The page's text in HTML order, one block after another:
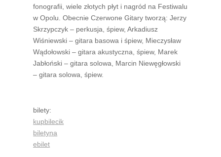
fonografii, wiele złotych płyt i nagród na Festiwalu
w Opolu. Obecnie Czerwone Gitary tworzą: Jerzy
Skrzypczyk – perkusja, śpiew, Arkadiusz
Wiśniewski – gitara basowa i śpiew, Mieczysław
Wądołowski – gitara akustyczna, śpiew, Marek
Jabłoński – gitara solowa, Marcin Niewęgłowski
– gitara solowa, śpiew.
bilety:
kupbilecik
biletyna
ebilet